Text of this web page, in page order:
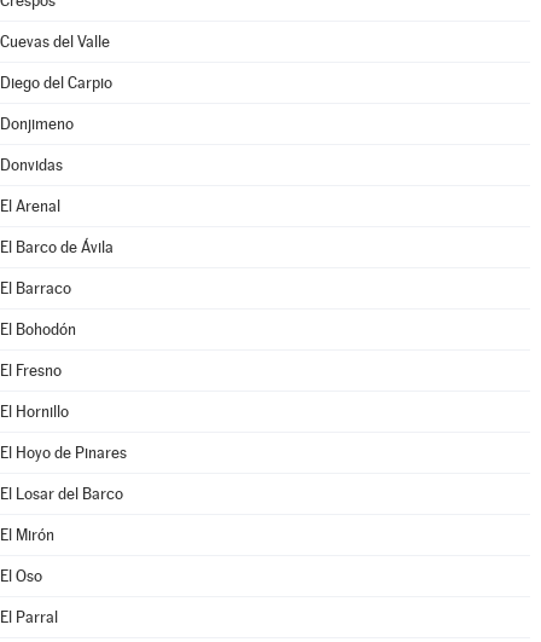
Cuevas del Valle
Diego del Carpio
Donjimeno
Donvidas
El Arenal
El Barco de Ávila
El Barraco
El Bohodón
El Fresno
El Hornillo
El Hoyo de Pinares
El Losar del Barco
El Mirón
El Oso
El Parral